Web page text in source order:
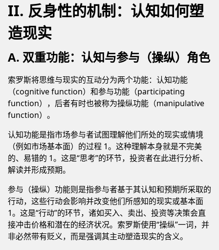
II. 反身性的机制：认知如何塑
造现实
A. 双重功能：认知与参与（操纵）角色
索罗斯将思维与现实的互动分为两个功能：认知功能
（cognitive function）和参与功能（participating
function），后者有时也被称为操纵功能（manipulative
function）。
认知功能是指市场参与者试图理解他们所处的现实或情境
（例如市场基本面）的过程 1。这种理解本身就是不完美
的、易错的 1。这是“思考”的环节，投资者在此进行分析、
解读并形成预期。
参与（操纵）功能则是指参与者基于其认知和预期所采取的
行动，这些行动会影响并改变他们所感知的现实或基本面
1。这是“行动”的环节，诸如买入、卖出、投资等决策会直
接冲击价格和潜在的经济状况。索罗斯使用“操纵”一词，并
非必然带有贬义，而是强调其主动塑造现实的含义。